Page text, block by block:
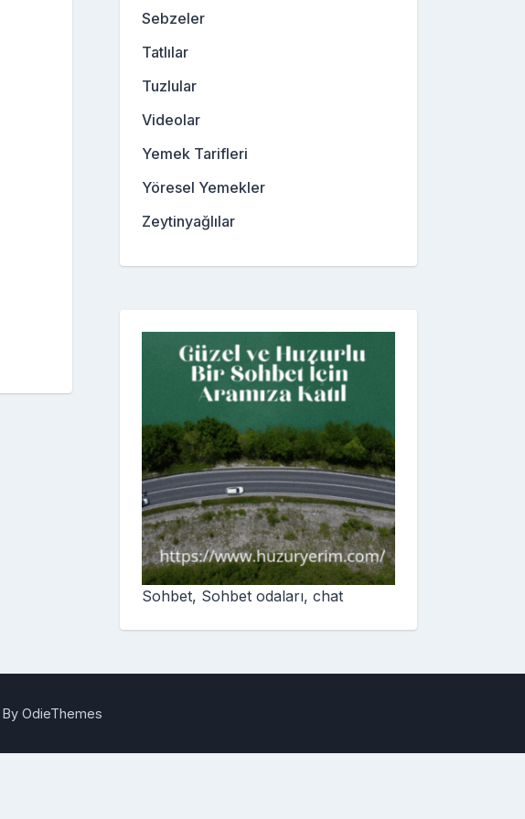
Sebzeler
Tatlılar
Tuzlular
Videolar
Yemek Tarifleri
Yöresel Yemekler
Zeytinyağlılar
Sohbet, Sohbet odaları, chat
By OdieThemes